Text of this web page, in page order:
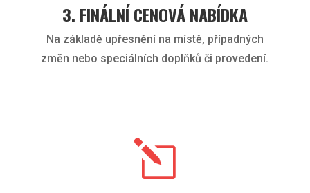
3. FINÁLNÍ CENOVÁ NABÍDKA
Na základě upřesnění na místě, případných
změn nebo speciálních doplňků či provedení.
l